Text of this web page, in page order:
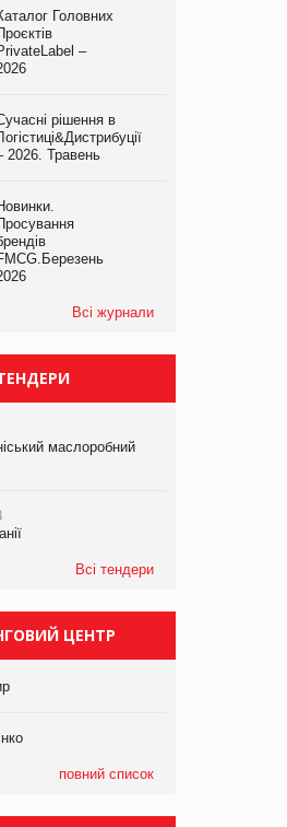
Головних
–
рішення в
2026. Травень
Всі журнали
маслоробний
Всі тендери
ЦЕНТР
повний список